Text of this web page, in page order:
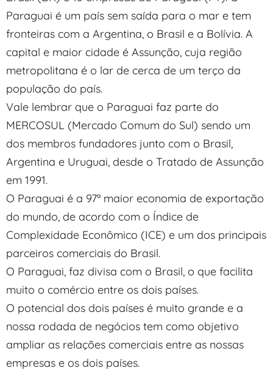
Paraguai é um país sem saída para o mar e tem
fronteiras com a Argentina, o Brasil e a Bolívia. A
capital e maior cidade é Assunção, cuja região
metropolitana é o lar de cerca de um terço da
população do país.
Vale lembrar que o Paraguai faz parte do
MERCOSUL (Mercado Comum do Sul) sendo um
dos membros fundadores junto com o Brasil,
Argentina e Uruguai, desde o Tratado de Assunção
em 1991.
O Paraguai é a 97º maior economia de exportação
do mundo, de acordo com o Índice de
Complexidade Econômico (ICE) e um dos principais
parceiros comerciais do Brasil.
O Paraguai, faz divisa com o Brasil, o que facilita
muito o comércio entre os dois países.
O potencial dos dois países é muito grande e a
nossa rodada de negócios tem como objetivo
ampliar as relações comerciais entre as nossas
empresas e os dois países.